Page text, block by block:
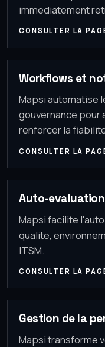
immediatement
CONSULTER LA
Workflows et
Mapsi automatise
gouvernance pour
renforcer la
CONSULTER LA
Auto-evaluation
Mapsi facilite
qualite,
ITSM.
CONSULTER LA
Gestion de la
Mapsi transforme